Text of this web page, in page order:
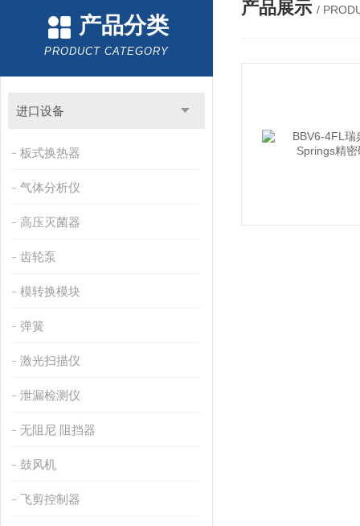
产品分类
PRODUCT CATEGORY
进口设备
板式换热器
气体分析仪
高压灭菌器
齿轮泵
模转换模块
弹簧
激光扫描仪
泄漏检测仪
无阻尼 阻挡器
鼓风机
飞剪控制器
产品展示 /